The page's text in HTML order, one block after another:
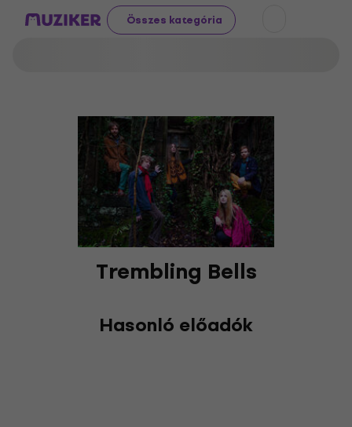
Összes kategória
Trembling Bells
Hasonló előadók